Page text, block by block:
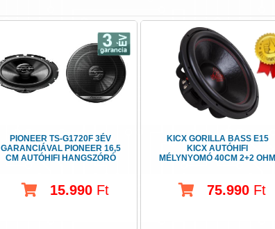
PIONEER TS-G1720F 3ÉV
GARANCIÁVAL PIONEER 16,5
CM AUTÓHIFI HANGSZÓRÓ
15.990 Ft
KICX GORILLA BASS E15
KICX AUTÓHIFI
MÉLYNYOMÓ 40CM 2+2 OHM
75.990 Ft